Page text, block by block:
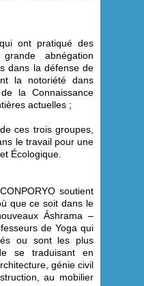
ont pratiqué des
grande abnégation
dans la défense de
la notoriété dans
la Connaissance
actuelles ;
ces trois groupes,
le travail pour une
Écologique.
soutient
que ce soit dans le
Áshrama –
de Yoga qui
ou sont les plus
se traduisant en
génie civil
au mobilier